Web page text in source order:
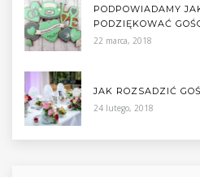
PODPOWIADAMY
PODZIĘKOWAĆ
22 marca, 2018
JAK ROZSADZIĆ
24 lutego, 2018